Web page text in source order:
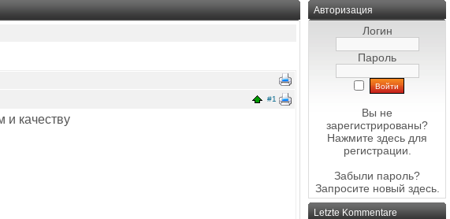
#1
и качеству
Авторизация
Логин
Пароль
Вы не
зарегистрированы?
Нажмите здесь для
регистрации.
Забыли пароль?
Запросите новый здесь.
Letzte Kommentare